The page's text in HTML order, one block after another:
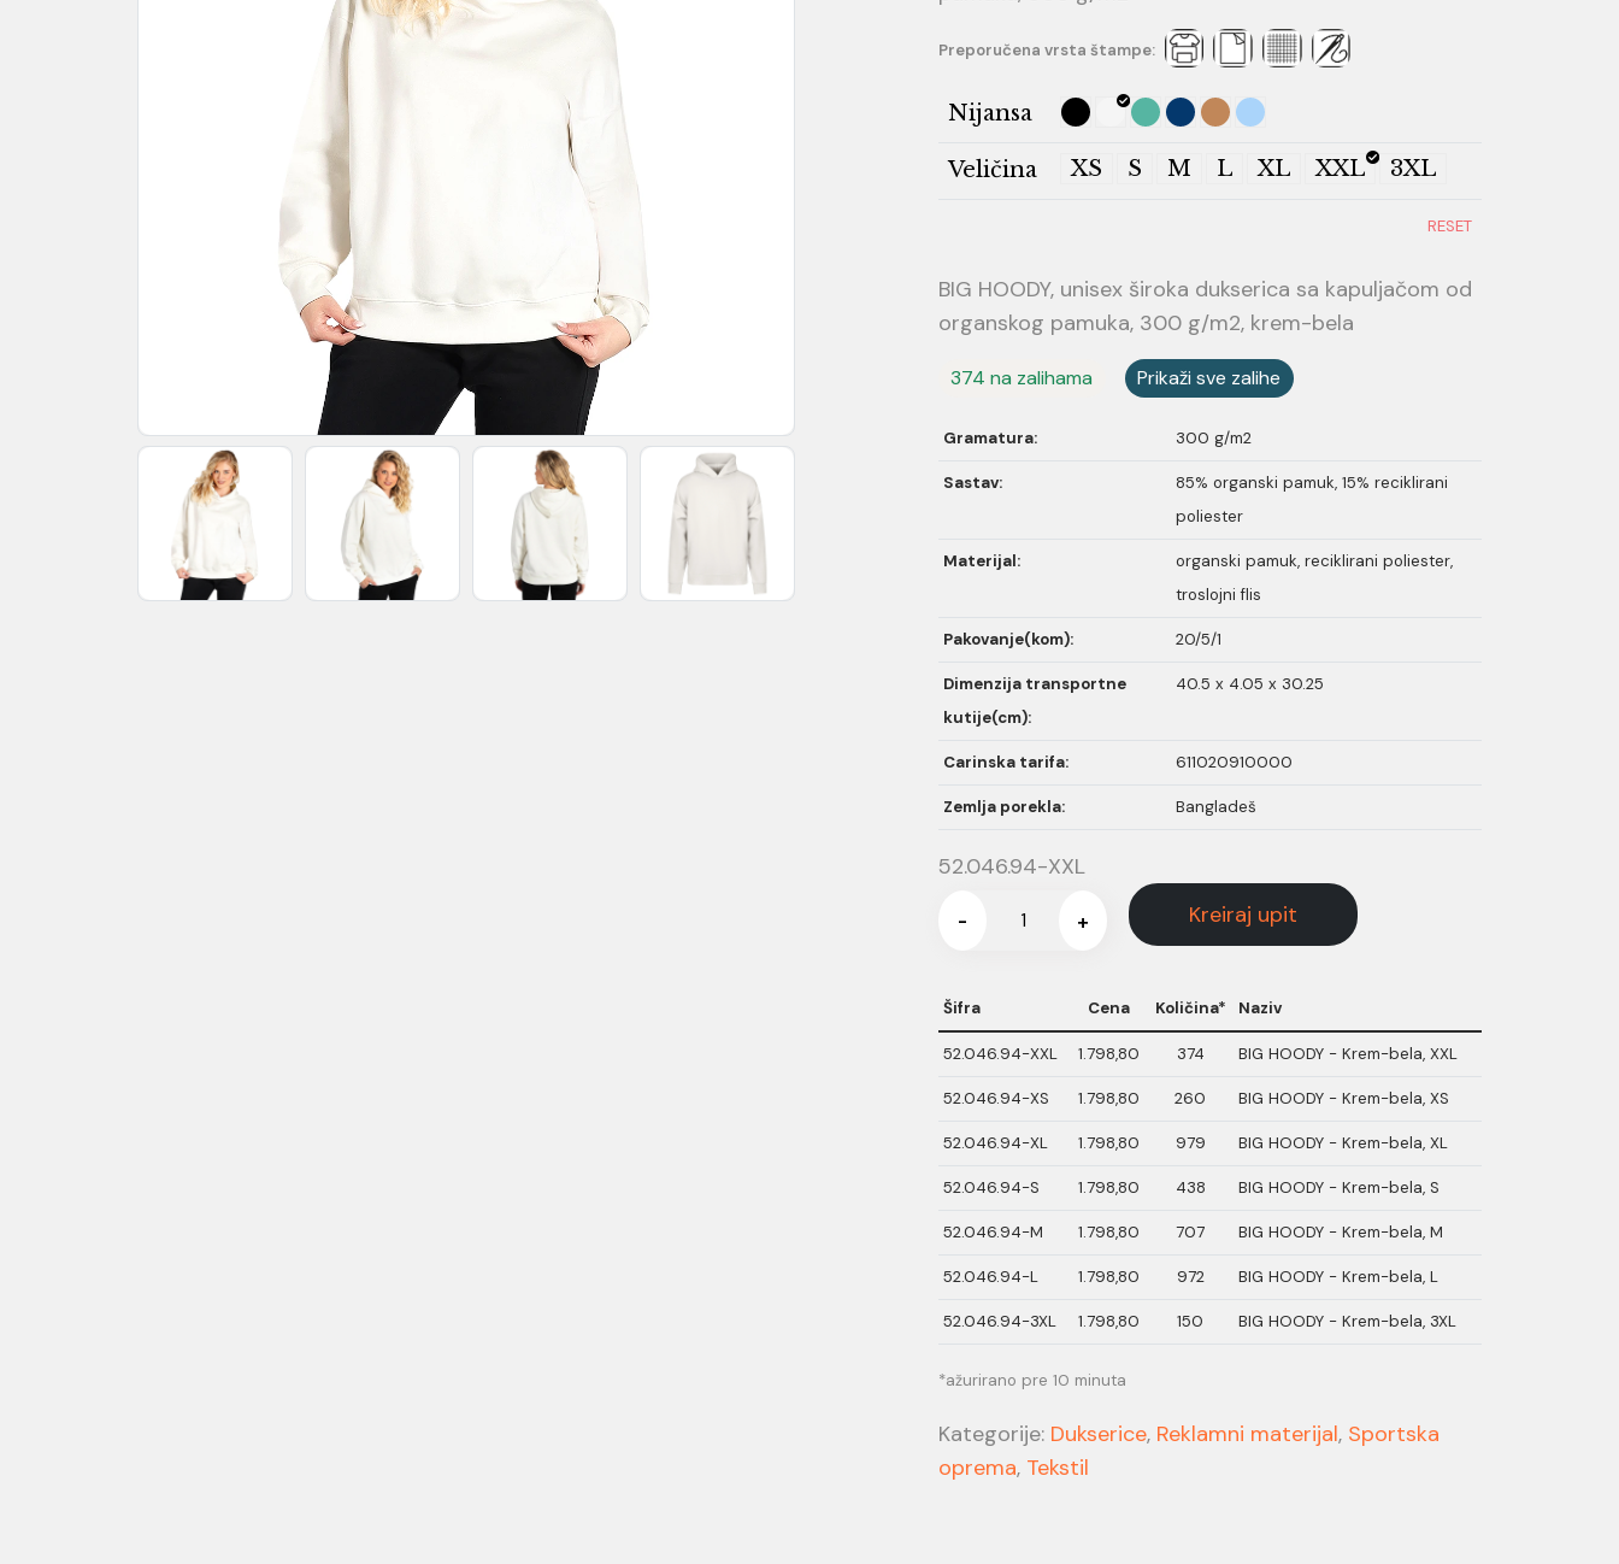
Preporučena vrsta štampe:
Nijansa
Veličina XS S M L XL XXL 3XL
RESET
BIG HOODY, unisex široka dukserica sa kapuljačom od
organskog pamuka, 300 g/m2, krem-bela
374 na zalihama Prikaži sve zalihe
Gramatura: 300 g/m2
Sastav:
85% organski pamuk, 15% reciklirani
poliester
Materijal:
organski pamuk, reciklirani poliester,
troslojni flis
Pakovanje(kom): 20/5/1
Dimenzija transportne
kutije(cm):
40.5 x 4.05 x 30.25
Carinska tarifa: 611020910000
Zemlja porekla: Bangladeš
52.046.94-XXL
- + Kreiraj upit
Šifra Cena Količina* Naziv
52.046.94-XXL 1.798,80 374 BIG HOODY - Krem-bela, XXL
52.046.94-XS 1.798,80 260 BIG HOODY - Krem-bela, XS
52.046.94-XL 1.798,80 979 BIG HOODY - Krem-bela, XL
52.046.94-S 1.798,80 438 BIG HOODY - Krem-bela, S
52.046.94-M 1.798,80 707 BIG HOODY - Krem-bela, M
52.046.94-L 1.798,80 972 BIG HOODY - Krem-bela, L
52.046.94-3XL 1.798,80 150 BIG HOODY - Krem-bela, 3XL
*ažurirano pre 10 minuta
Kategorije: Dukserice, Reklamni materijal, Sportska
oprema, Tekstil